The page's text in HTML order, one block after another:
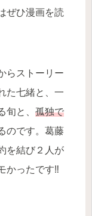
ぜひ漫画を読
らストーリー
た七緒と、一
旬と、 孤独で
のです。葛藤
を結び２人が
かったです‼